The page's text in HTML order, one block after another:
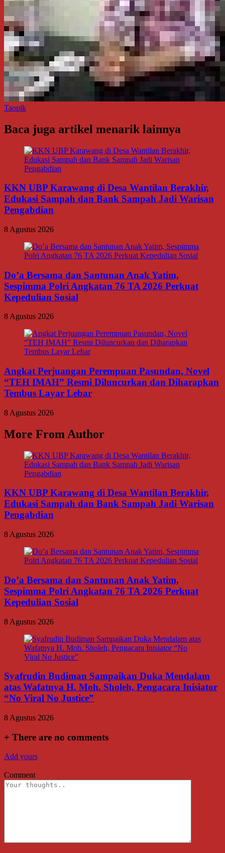
Taopik
Baca juga artikel menarik lainnya
KKN UBP Karawang di Desa Wantilan Berakhir,
Edukasi Sampah dan Bank Sampah Jadi Warisan
Pengabdian
8 Agustus 2026
Do’a Bersama dan Santunan Anak Yatim,
Sespimma Polri Angkatan 76 TA 2026 Perkuat
Kepedulian Sosial
8 Agustus 2026
Angkat Perjuangan Perempuan Pasundan, Novel
“TEH IMAH” Resmi Diluncurkan dan Diharapkan
Tembus Layar Lebar
8 Agustus 2026
More From Author
KKN UBP Karawang di Desa Wantilan Berakhir,
Edukasi Sampah dan Bank Sampah Jadi Warisan
Pengabdian
8 Agustus 2026
Do’a Bersama dan Santunan Anak Yatim,
Sespimma Polri Angkatan 76 TA 2026 Perkuat
Kepedulian Sosial
8 Agustus 2026
Syafrudin Budiman Sampaikan Duka Mendalam
atas Wafatnya H. Moh. Sholeh, Pengacara Inisiator
“No Viral No Justice”
8 Agustus 2026
+ There are no comments
Add yours
Comment